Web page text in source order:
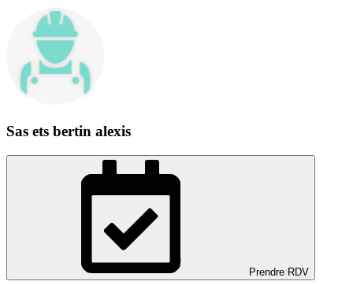
Sas ets bertin alexis
Prendre RDV